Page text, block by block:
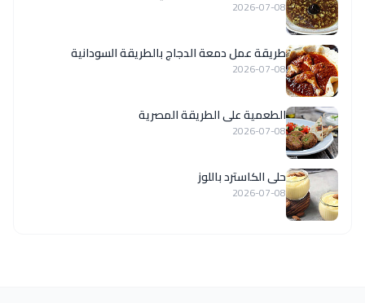
2026-07-08
طريقة عمل دمعة الدجاج بالطريقة السودانية
2026-07-08
الطعمية على الطريقة المصرية
2026-07-08
حلى الكاسترد باللوز
2026-07-08